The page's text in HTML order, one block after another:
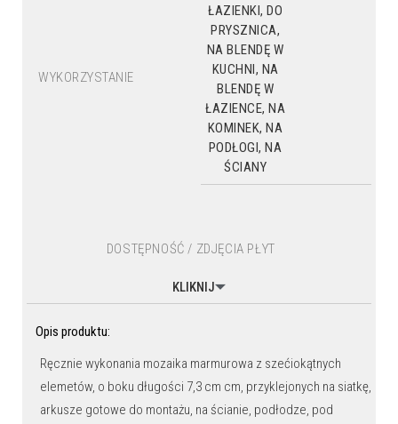
WYKORZYSTANIE
ŁAZIENKI, DO
PRYSZNICA,
NA BLENDĘ W
KUCHNI, NA
BLENDĘ W
ŁAZIENCE, NA
KOMINEK, NA
PODŁOGI, NA
ŚCIANY
DOSTĘPNOŚĆ / ZDJĘCIA PŁYT
KLIKNIJ
Opis produktu:
Ręcznie wykonania mozaika marmurowa z szećiokątnych
elemetów, o boku długości 7,3 cm cm, przyklejonych na siatkę,
arkusze gotowe do montażu, na ścianie, podłodze, pod